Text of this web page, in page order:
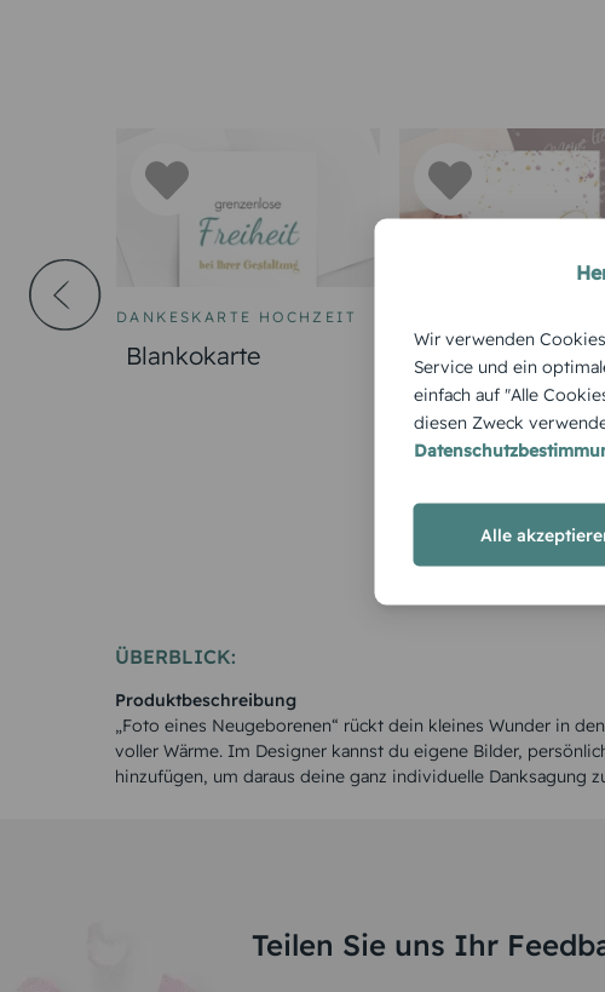
DANKESKARTE HOCHZEIT
Blankokarte Tauffest
ÜBERBLICK:
Produktbeschreibung
„Foto eines Neugeborenen“ rückt dein kleines Wunder in
voller Wärme. Im Designer kannst du eigene Bilder,
hinzufügen, um daraus deine ganz individuelle Danksagung
Teilen Sie uns Ihr
Wir verwenden
Service und ein
einfach auf "Alle
diesen Zweck
Alle